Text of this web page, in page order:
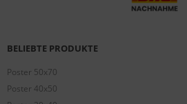
BELIEBTE PRODUKTE
Poster 50x70
Poster 40x50